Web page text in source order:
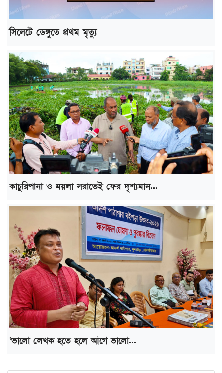
সিলেটে ডেঙ্গুতে প্রথম মৃত্যু
কাচুরিপানা ও ময়লা সরাতেই ফের দৃশ্যমান...
‘ভালো লেখক হতে হলে আগে ভালো...